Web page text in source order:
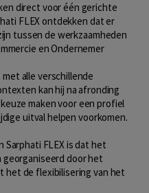
direct voor één gerichte
FLEX ontdekken dat er
tussen de werkzaamheden
en Ondernemer
alle verschillende
kan hij na afronding
maken voor een profiel
uitval helpen voorkomen.
Sarphati FLEX is dat het
door het
het de flexibilisering van het